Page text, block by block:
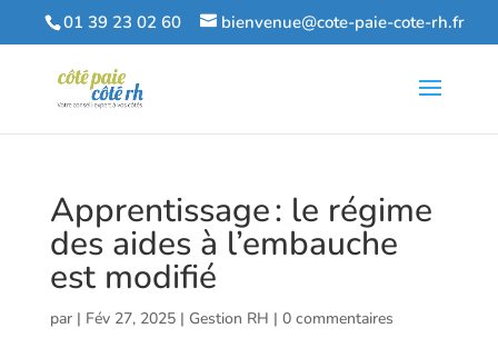
01 39 23 02 60 bienvenue@cote-paie-cote-rh.fr
Apprentissage : le régime
des aides à l’embauche
est modifié
par | Fév 27, 2025| Gestion RH | 0 commentaires